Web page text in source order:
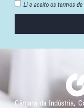
Li e aceito os termos de
Câmara da Indústria,